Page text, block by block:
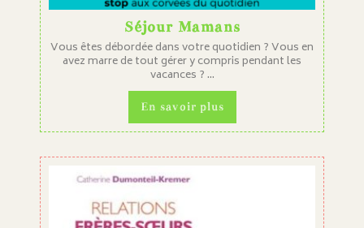
Séjour Mamans
Vous êtes débordée dans votre quotidien ? Vous en
avez marre de tout gérer y compris pendant les
vacances ? ...
En savoir plus